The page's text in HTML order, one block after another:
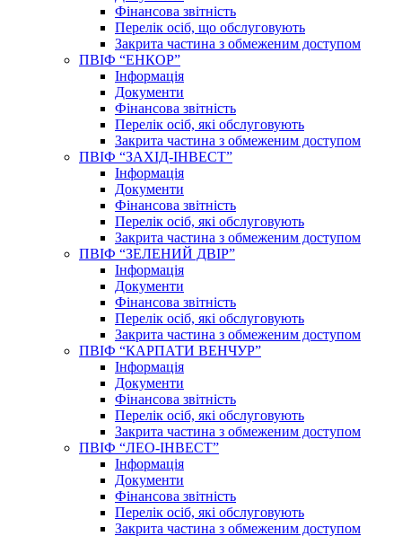
Фінансова звітність
Перелік осіб, що обслуговують
Закрита частина з обмеженим доступом
ПВІФ “ЕНКОР”
Інформація
Документи
Фінансова звітність
Перелік осіб, які обслуговують
Закрита частина з обмеженим доступом
ПВІФ “ЗАХІД-ІНВЕСТ”
Інформація
Документи
Фінансова звітність
Перелік осіб, які обслуговують
Закрита частина з обмеженим доступом
ПВІФ “ЗЕЛЕНИЙ ДВІР”
Інформація
Документи
Фінансова звітність
Перелік осіб, які обслуговують
Закрита частина з обмеженим доступом
ПВІФ “КАРПАТИ ВЕНЧУР”
Інформація
Документи
Фінансова звітність
Перелік осіб, які обслуговують
Закрита частина з обмеженим доступом
ПВІФ “ЛЕО-ІНВЕСТ”
Інформація
Документи
Фінансова звітність
Перелік осіб, які обслуговують
Закрита частина з обмеженим доступом